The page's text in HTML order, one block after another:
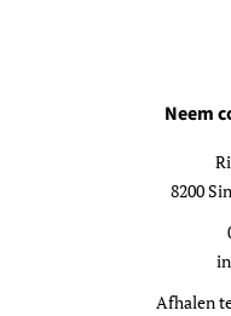
Neem
8200
Afhalen